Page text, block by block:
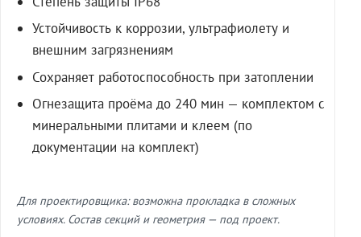
Устойчивость к коррозии, ультрафиолету и
внешним загрязнениям
Сохраняет работоспособность при затоплении
Огнезащита проёма до 240 мин — комплектом с
минеральными плитами и клеем (по
документации на комплект)
Для проектировщика: возможна прокладка в сложных
условиях. Состав секций и геометрия — под проект.